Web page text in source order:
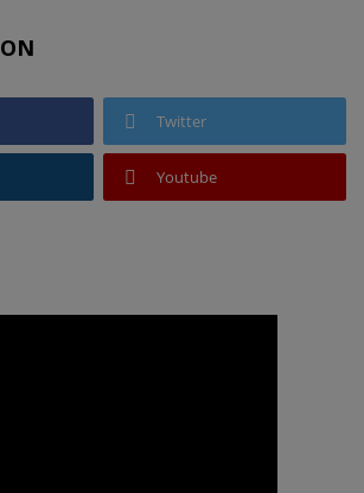
Twitter
Youtube